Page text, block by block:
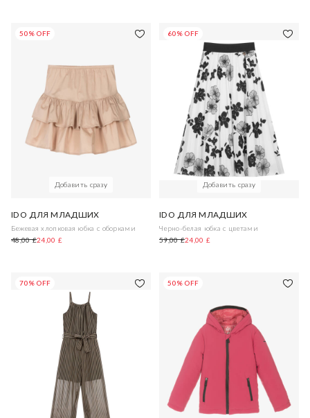
50% OFF
Добавить сразу
IDO ДЛЯ МЛАДШИХ
Бежевая хлопковая юбка с оборками
48,00 £24,00 £
60% OFF
Добавить сразу
IDO ДЛЯ МЛАДШИХ
Черно-белая юбка с цветами
59,00 £24,00 £
70% OFF 50% OFF